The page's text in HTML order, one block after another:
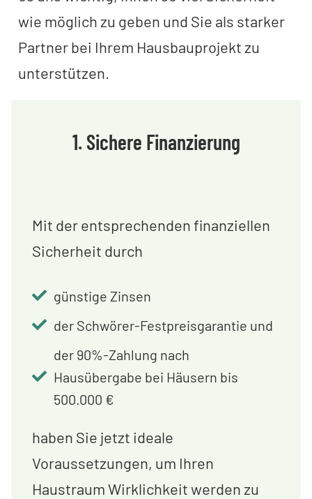
wie möglich zu geben und Sie als starker
Partner bei Ihrem Hausbauprojekt zu
unterstützen.
1. Sichere Finanzierung
Mit der entsprechenden finanziellen
Sicherheit durch
günstige Zinsen
der Schwörer-Festpreisgarantie und
der 90%-Zahlung nach
Hausübergabe bei Häusern bis
500.000 €
haben Sie jetzt ideale
Voraussetzungen, um Ihren
Haustraum Wirklichkeit werden zu